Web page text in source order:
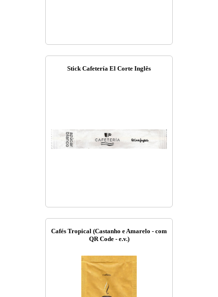
Stick Cafetería El Corte Inglês
Cafés Tropical (Castanho e Amarelo - com
QR Code - e.v.)